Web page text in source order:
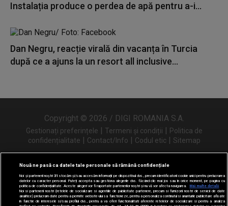
Instalația produce o perdea de apă pentru a-i...
Dan Negru, reacție virală din vacanța în Turcia
după ce a ajuns la un resort all inclusive...
Copyright © 2026 / DIGI ROMANIA S.A.
Gestionați preferințele Termeni și condiții
Politica de
confidențialitate
Contact/Info Codul etic Sitemap
Urmărește-ne și pe
Nouă ne pasă ca datele tale personale să rămână confidențiale
Noi și partenerii noștri31 stocăm și/sau accesăm informații pe dispozitivul dvs., precum identificatorii cookie unici pentru prelucrarea
datelor cu caracter personal. Puteți accepta sau gestiona alegerile dvs. făcând clic mai jos sau în orice moment, pe pagina cu
politica de confidențialitate. Aceste alegeri vor fi raportate partenerilor noștri și nu vă vor afecta navigarea.
Mai multe detalii
Noi si partenerii nostri (retelele de socializare si agentiile de publicitate partenere, precum si furnizorii nostri de servicii de date
analitice) prelucram date pentru a permite website-ului sa functioneze, pentru a personaliza continutul si anunturile publicitare afisate
in functie de interesele si/sau profilul dvs., pentru a va oferi functionalitati aferente retelelor de socializare si pentru a analiza